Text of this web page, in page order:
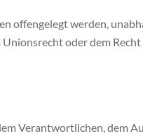
offengelegt werden,
oder dem
Verantwortlichen, dem